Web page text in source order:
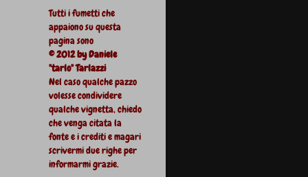
Tutti i fumetti che
appaiono su questa
pagina sono
© 2012 by Daniele
"tarlo" Tarlazzi
Nel caso qualche pazzo
volesse condividere
qualche vignetta, chiedo
che venga citata la
fonte e i crediti e magari
scrivermi due righe per
informarmi grazie.